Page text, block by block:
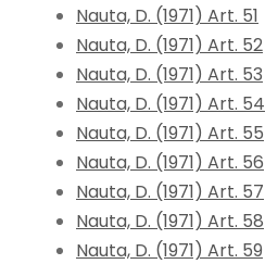
Nauta, D. (1971) Art. 51
Nauta, D. (1971) Art. 52
Nauta, D. (1971) Art. 53
Nauta, D. (1971) Art. 54
Nauta, D. (1971) Art. 55
Nauta, D. (1971) Art. 56
Nauta, D. (1971) Art. 57
Nauta, D. (1971) Art. 58
Nauta, D. (1971) Art. 59